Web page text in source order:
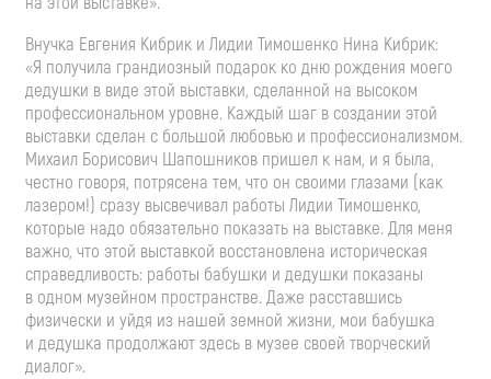
Внучка Евгения Кибрик и Лидии Тимошенко Нина Кибрик:
«Я получила грандиозный подарок ко дню рождения моего
дедушки в виде этой выставки, сделанной на высоком
профессиональном уровне. Каждый шаг в создании этой
выставки сделан с большой любовью и профессионализмом.
Михаил Борисович Шапошников пришел к нам, и я была,
честно говоря, потрясена тем, что он своими глазами (как
лазером!) сразу высвечивал работы Лидии Тимошенко,
которые надо обязательно показать на выставке. Для меня
важно, что этой выставкой восстановлена историческая
справедливость: работы бабушки и дедушки показаны
в одном музейном пространстве. Даже расставшись
физически и уйдя из нашей земной жизни, мои бабушка
и дедушка продолжают здесь в музее своей творческий
диалог».